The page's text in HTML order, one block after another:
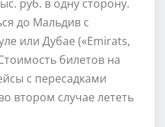
руб. в одну сторону.
до Мальдив с
или Дубае («Emirats,
билетов на
с пересадками
втором случае лететь